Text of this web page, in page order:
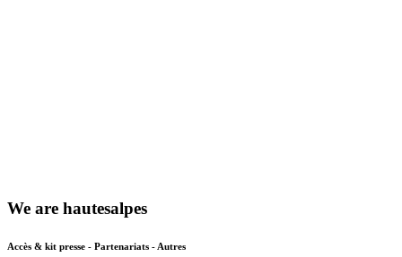
We are hautesalpes
Accès & kit presse - Partenariats - Autres